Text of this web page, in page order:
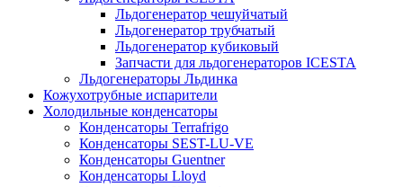
Льдогенератор чешуйчатый
Льдогенератор трубчатый
Льдогенератор кубиковый
Запчасти для льдогенераторов ICESTA
Льдогенераторы Льдинка
Кожухотрубные испарители
Холодильные конденсаторы
Конденсаторы Terrafrigo
Конденсаторы SEST-LU-VE
Конденсаторы Guentner
Конденсаторы Lloyd